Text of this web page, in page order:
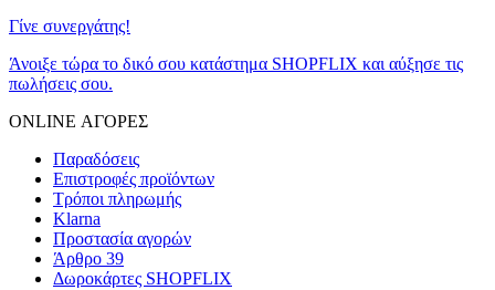
Γίνε συνεργάτης!
Άνοιξε τώρα το δικό σου κατάστημα SHOPFLIX και αύξησε τις
πωλήσεις σου.
ONLINE ΑΓΟΡΕΣ
Παραδόσεις
Επιστροφές προϊόντων
Τρόποι πληρωμής
Klarna
Προστασία αγορών
Άρθρο 39
Δωροκάρτες SHOPFLIX